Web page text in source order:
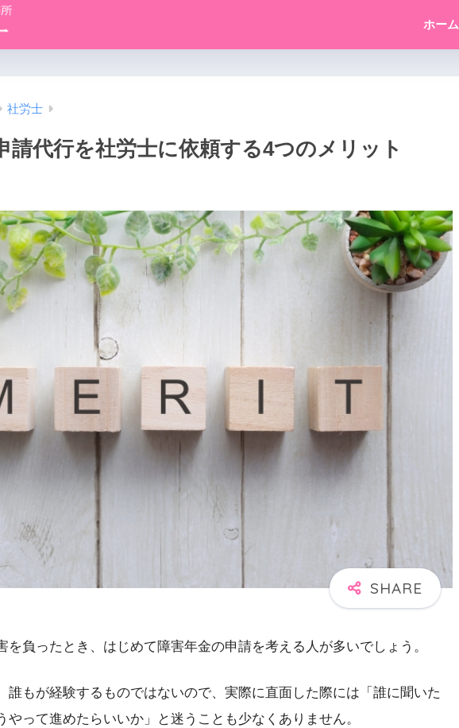
ホーム
社労士
請代行を社労士に依頼する4つのメリット
を負ったとき、はじめて障害年金の申請を考える人が多いでしょう。
誰もが経験するものではないので、実際に直面した際には「誰に聞いた
やって進めたらいいか」と迷うことも少なくありません。